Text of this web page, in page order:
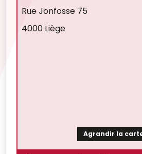
Rue Jonfosse 75
4000 Liège
Agrandir la